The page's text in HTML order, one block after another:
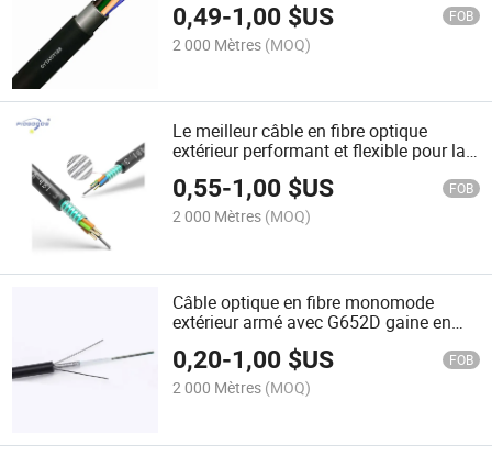
prévention des animaux
0,49-1,00 $US FOB
2 000 Mètres (MOQ)
Le meilleur câble en fibre optique
extérieur performant et flexible pour la
prévention des animaux
0,55-1,00 $US FOB
2 000 Mètres (MOQ)
Câble optique en fibre monomode
extérieur armé avec G652D gaine en
HDPE GYXTW à prix d'usine
0,20-1,00 $US FOB
2 000 Mètres (MOQ)